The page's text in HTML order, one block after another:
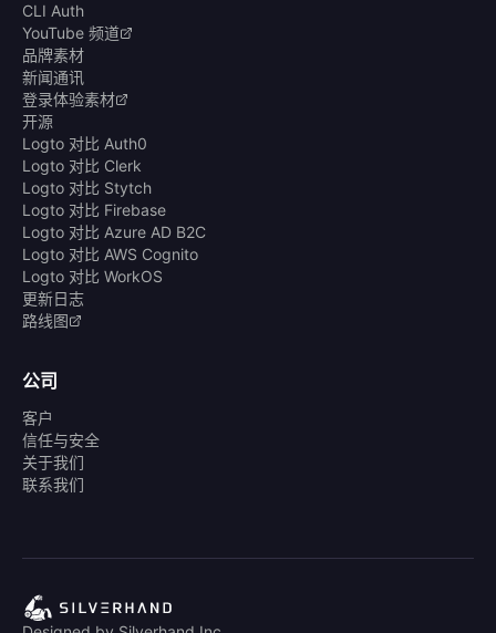
CLI Auth
YouTube 频道
品牌素材
新闻通讯
登录体验素材
开源
Logto 对比 Auth0
Logto 对比 Clerk
Logto 对比 Stytch
Logto 对比 Firebase
Logto 对比 Azure AD B2C
Logto 对比 AWS Cognito
Logto 对比 WorkOS
更新日志
路线图
公司
客户
信任与安全
关于我们
联系我们